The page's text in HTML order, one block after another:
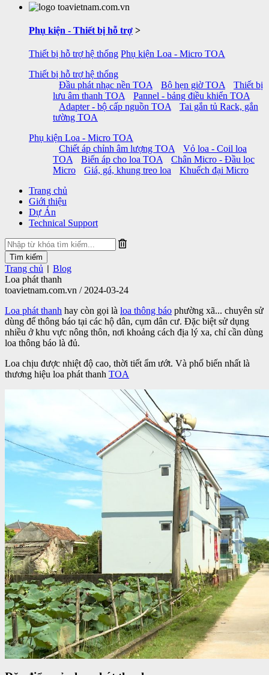
Phụ kiện - Thiết bị hỗ trợ >
Thiết bị hỗ trợ hệ thống Phụ kiện Loa - Micro TOA
Thiết bị hỗ trợ hệ thống
Đầu phát nhạc nền TOA
Bộ hẹn giờ TOA
Thiết bị
lưu âm thanh TOA
Pannel - bảng điều khiển TOA
Adapter - bộ cấp nguồn TOA
Tai gắn tủ Rack, gắn
tường TOA
Phụ kiện Loa - Micro TOA
Chiết áp chỉnh âm lượng TOA
Vỏ loa - Coil loa
TOA
Biến áp cho loa TOA
Chân Micro - Đầu lọc
Micro
Giá, gá, khung treo loa
Khuếch đại Micro
Trang chủ
Giới thiệu
Dự Án
Technical Support
Trang chủ
Blog
Loa phát thanh
toavietnam.com.vn / 2024-03-24
Loa phát thanh hay còn gọi là loa thông báo phường xã... chuyên sử
dùng để thông báo tại các hộ dân, cụm dân cư. Đặc biệt sử dụng
nhiều ở khu vực nông thôn, nơi khoảng cách địa lý xa, chỉ cần dùng
loa thông báo là đủ.
Loa chịu được nhiệt độ cao, thời tiết ẩm ướt. Và phổ biến nhất là
thương hiệu loa phát thanh TOA